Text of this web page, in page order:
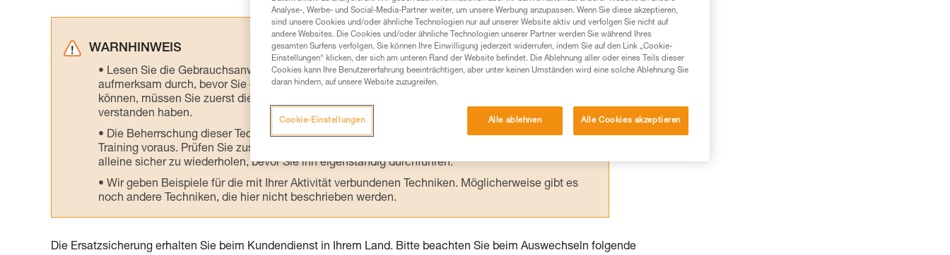
WARNHINWEIS
Lesen Sie die Gebrauchsanweisungen der Produkte, um die es in diesem Tech Tipp geht,
aufmerksam durch, bevor Sie diesen zu Rate ziehen. Um diese Zusatzinformationen verstehen zu
können, müssen Sie zuerst die in der Gebrauchsanweisung enthaltenen Informationen richtig
verstanden haben.
Die Beherrschung dieser Techniken setzt eine entsprechende Ausbildung und ein spezielles
Training voraus. Prüfen Sie zusammen mit einem Profi, ob Sie in der Lage sind, den Vorgang
alleine sicher zu wiederholen, bevor Sie ihn eigenständig durchführen.
Wir geben Beispiele für die mit Ihrer Aktivität verbundenen Techniken. Möglicherweise gibt es
noch andere Techniken, die hier nicht beschrieben werden.
Die Ersatzsicherung erhalten Sie beim Kundendienst in Ihrem Land. Bitte beachten Sie beim Auswechseln folgende
Analyse-, Werbe- und Social-Media-Partner weiter, um unsere Werbung anzupassen. Wenn Sie diese akzeptieren,
sind unsere Cookies und/oder ähnliche Technologien nur auf unserer Website aktiv und verfolgen Sie nicht auf
andere Websites. Die Cookies und/oder ähnliche Technologien unserer Partner werden Sie während Ihres
gesamten Surfens verfolgen. Sie können Ihre Einwilligung jederzeit widerrufen, indem Sie auf den Link „Cookie-
Einstellungen“ klicken, der sich am unteren Rand der Website befindet. Die Ablehnung aller oder eines Teils dieser
Cookies kann Ihre Benutzererfahrung beeinträchtigen, aber unter keinen Umständen wird eine solche Ablehnung Sie
daran hindern, auf unsere Website zuzugreifen.
Alle ablehnen Alle Cookies akzeptieren
Cookie-Einstellungen